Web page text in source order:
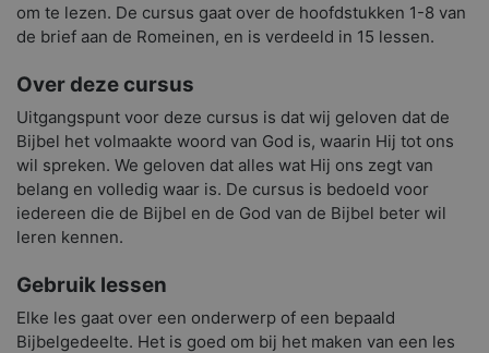
om te lezen. De cursus gaat over de hoofdstukken 1-8 van
de brief aan de Romeinen, en is verdeeld in 15 lessen.
Over deze cursus
Uitgangspunt voor deze cursus is dat wij geloven dat de
Bijbel het volmaakte woord van God is, waarin Hij tot ons
wil spreken. We geloven dat alles wat Hij ons zegt van
belang en volledig waar is. De cursus is bedoeld voor
iedereen die de Bijbel en de God van de Bijbel beter wil
leren kennen.
Gebruik lessen
Elke les gaat over een onderwerp of een bepaald
Bijbelgedeelte. Het is goed om bij het maken van een les